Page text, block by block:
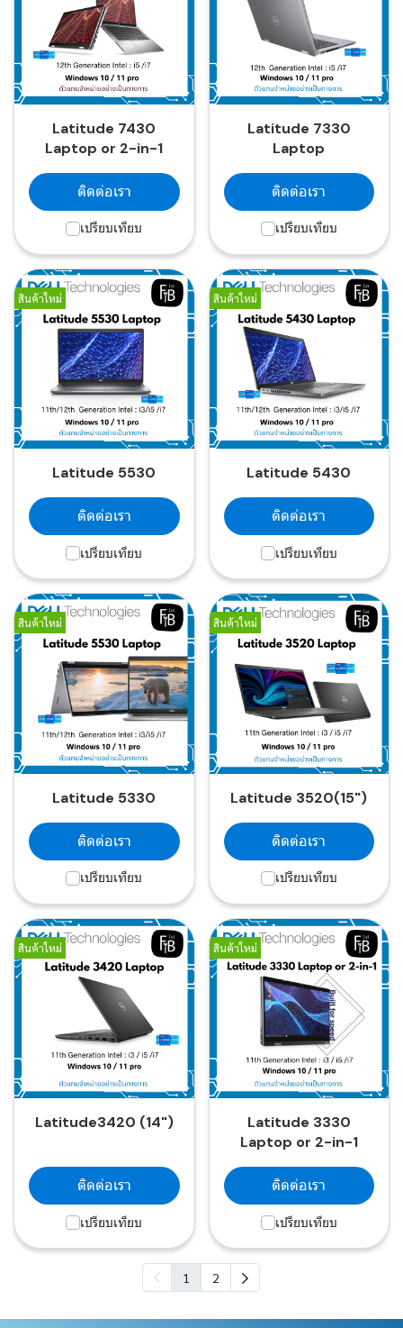
Latitude 7430
Laptop or 2-in-1
ติดต่อเรา
เปรียบเทียบ
Latitude 7330
Laptop
ติดต่อเรา
เปรียบเทียบ
สินค้าใหม่
Latitude 5530
ติดต่อเรา
เปรียบเทียบ
สินค้าใหม่
Latitude 5430
ติดต่อเรา
เปรียบเทียบ
สินค้าใหม่
Latitude 5330
ติดต่อเรา
เปรียบเทียบ
สินค้าใหม่
Latitude 3520(15")
ติดต่อเรา
เปรียบเทียบ
สินค้าใหม่
Latitude3420 (14")
ติดต่อเรา
เปรียบเทียบ
สินค้าใหม่
Latitude 3330
Laptop or 2-in-1
ติดต่อเรา
เปรียบเทียบ
1 2